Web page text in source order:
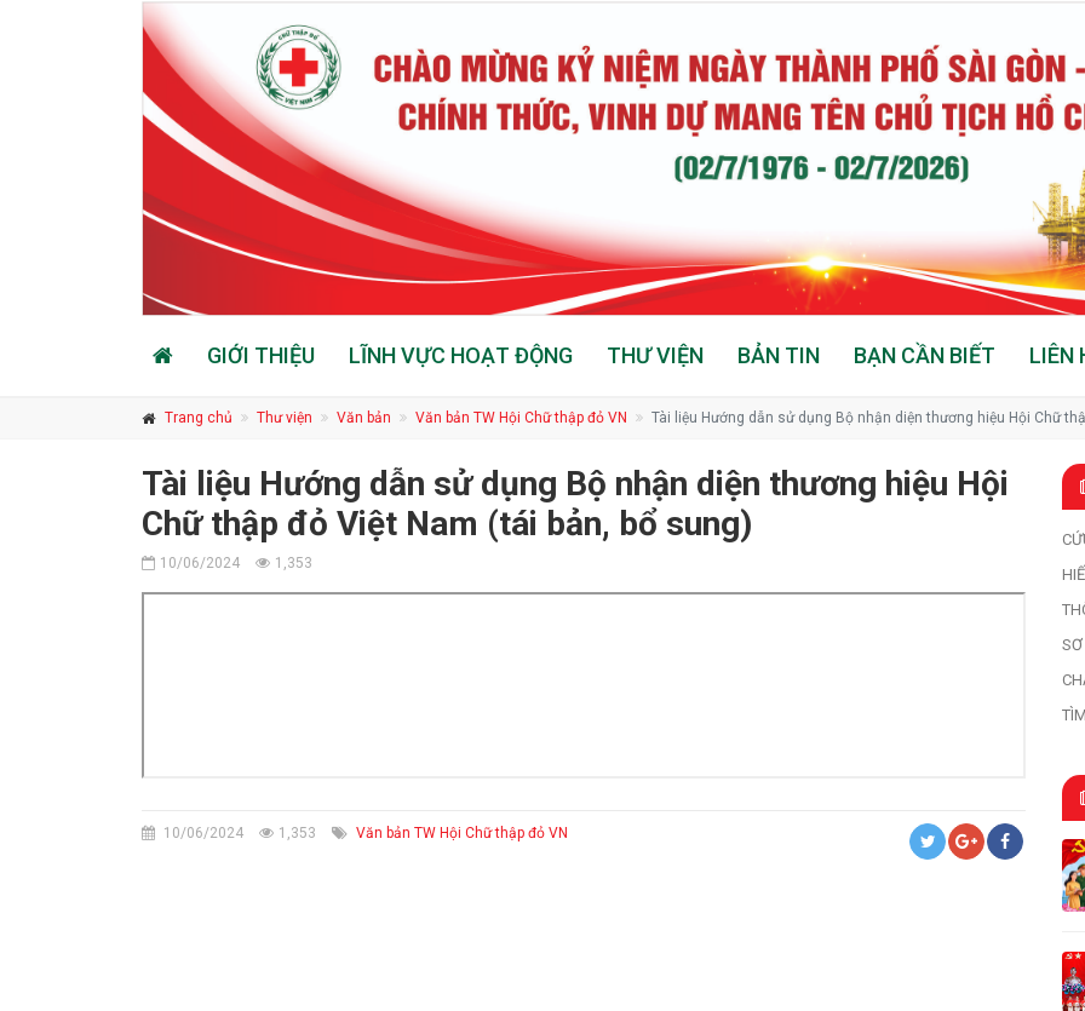
GIỚI THIỆU LĨNH VỰC HOẠT ĐỘNG THƯ VIỆN BẢN TIN BẠN CẦN BIẾT LIÊN
Trang chủ Thư viện Văn bản Văn bản TW Hội Chữ thập đỏ VN Tài liệu Hướng dẫn sử dụng Bộ nhận diện thương hiệu Hội Chữ
Tài liệu Hướng dẫn sử dụng Bộ nhận diện thương hiệu Hội
Chữ thập đỏ Việt Nam (tái bản, bổ sung)
10/06/2024 1,353
10/06/2024 1,353 Văn bản TW Hội Chữ thập đỏ VN